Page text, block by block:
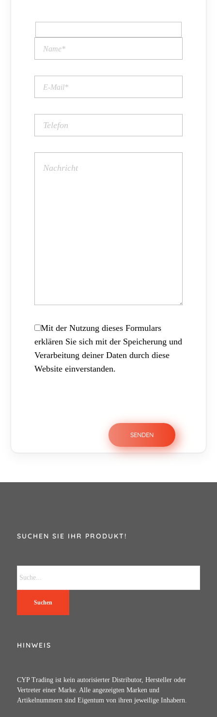
Mit der Nutzung dieses Formulars
erklären Sie sich mit der Speicherung und
Verarbeitung deiner Daten durch diese
Website einverstanden.
SUCHEN SIE IHR PRODUKT!
Suchen
HINWEIS
CYP Trading ist kein autorisierter Distributor, Hersteller oder
Vertreter einer Marke. Alle angezeigten Marken und
Artikelnummern sind Eigentum von ihren jeweilige Inhabern.